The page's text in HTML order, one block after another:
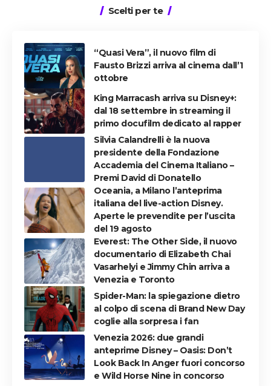
Scelti per te
“Quasi Vera”, il nuovo film di
Fausto Brizzi arriva al cinema dall’1
ottobre
King Marracash arriva su Disney+:
dal 18 settembre in streaming il
primo docufilm dedicato al rapper
Silvia Calandrelli è la nuova
presidente della Fondazione
Accademia del Cinema Italiano –
Premi David di Donatello
Oceania, a Milano l’anteprima
italiana del live-action Disney.
Aperte le prevendite per l’uscita
del 19 agosto
Everest: The Other Side, il nuovo
documentario di Elizabeth Chai
Vasarhelyi e Jimmy Chin arriva a
Venezia e Toronto
Spider-Man: la spiegazione dietro
al colpo di scena di Brand New Day
coglie alla sorpresa i fan
Venezia 2026: due grandi
anteprime Disney – Oasis: Don’t
Look Back In Anger fuori concorso
e Wild Horse Nine in concorso